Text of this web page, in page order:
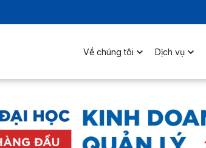
Về chúng tôi Dịch vụ